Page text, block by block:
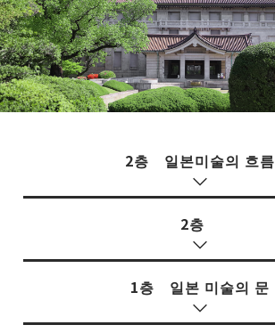
2층 일본미술의 흐름
2층
1층 일본 미술의 문